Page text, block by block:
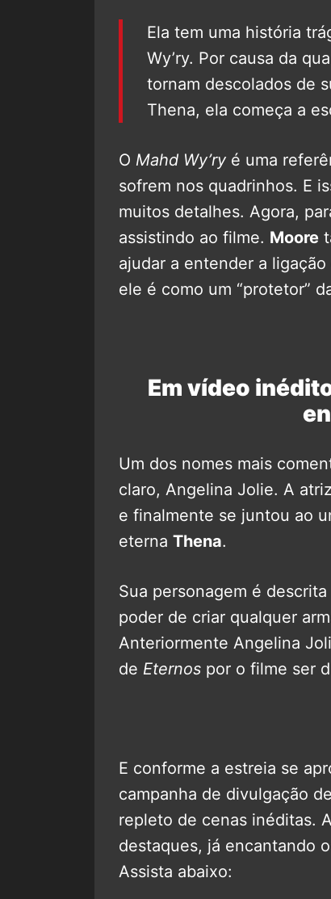
Ela tem uma história
Wy’ry. Por causa da
tornam descolados de
Thena, ela começa a
O Mahd Wy’ry é uma
sofrem nos quadrinhos. E
muitos detalhes. Agora,
assistindo ao filme. Moore
ajudar a entender a ligação
ele é como um “protetor”
Em vídeo
Um dos nomes mais
claro, Angelina Jolie. A
e finalmente se juntou ao
eterna Thena.
Sua personagem é
poder de criar qualquer
Anteriormente Angelina
de Eternos por o filme ser
E conforme a estreia se
campanha de divulgação de
repleto de cenas inéditas. A
destaques, já encantando
Assista abaixo: